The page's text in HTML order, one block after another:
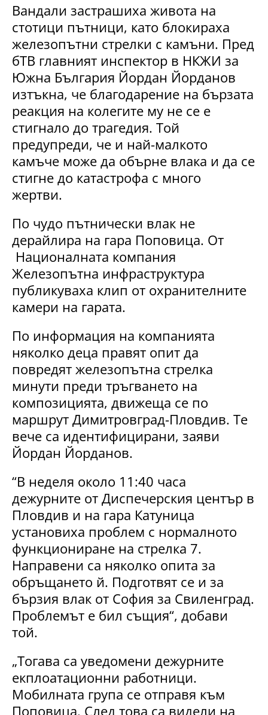
Вандали застрашиха живота на
стотици пътници, като блокираха
железопътни стрелки с камъни. Пред
бТВ главният инспектор в НКЖИ за
Южна България Йордан Йорданов
изтъкна, че благодарение на бързата
реакция на колегите му не се е
стигнало до трагедия. Той
предупреди, че и най-малкото
камъче може да обърне влака и да се
стигне до катастрофа с много
жертви.
По чудо пътнически влак не
дерайлира на гара Поповица. От
Националната компания
Железопътна инфраструктура
публикуваха клип от охранителните
камери на гарата.
По информация на компанията
няколко деца правят опит да
повредят железопътна стрелка
минути преди тръгването на
композицията, движеща се по
маршрут Димитровград-Пловдив. Те
вече са идентифицирани, заяви
Йордан Йорданов.
“В неделя около 11:40 часа
дежурните от Диспечерския център в
Пловдив и на гара Катуница
установиха проблем с нормалното
функциониране на стрелка 7.
Направени са няколко опита за
обръщането й. Подготвят се и за
бързия влак от София за Свиленград.
Проблемът е бил същия“, добави
той.
„Тогава са уведомени дежурните
екплоатационни работници.
Мобилната група се отправя към
Поповица. След това са видели на